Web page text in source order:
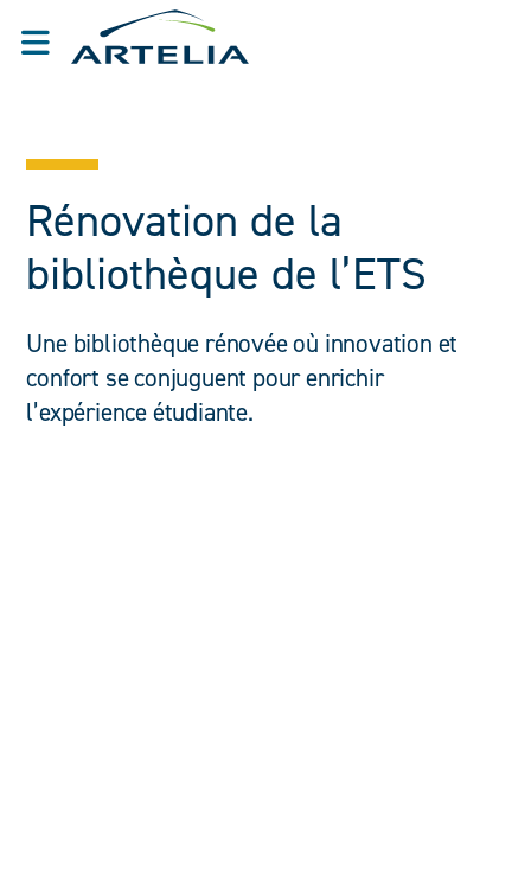
Rénovation de la
bibliothèque de l’ETS
Une bibliothèque rénovée où innovation et
confort se conjuguent pour enrichir
l’expérience étudiante.